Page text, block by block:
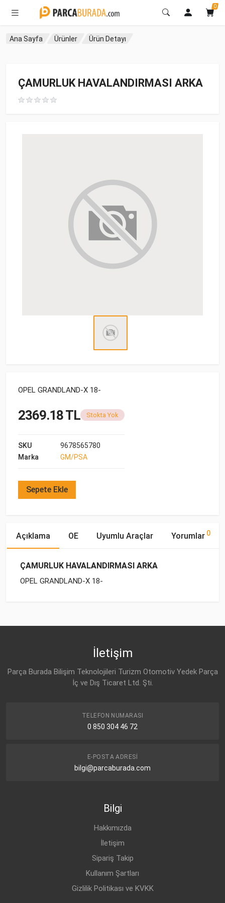
0
Ana Sayfa Ürünler Ürün Detayı
ÇAMURLUK HAVALANDIRMASI ARKA
OPEL GRANDLAND-X 18-
2369.18 TL Stokta Yok
SKU
9678565780
Marka
GM/PSA
Sepete Ekle
Açıklama OE Uyumlu Araçlar Yorumlar 0
ÇAMURLUK HAVALANDIRMASI ARKA
OPEL GRANDLAND-X 18-
İletişim
Parça Burada Bilişim Teknolojileri Turizm Otomotiv Yedek Parça
İç ve Dış Ticaret Ltd. Şti.
TELEFON NUMARASI
0 850 304 46 72
E-POSTA ADRESI
bilgi@parcaburada.com
Bilgi
Hakkımızda
İletişim
Sipariş Takip
Kullanım Şartları
Gizlilik Politikası ve KVKK